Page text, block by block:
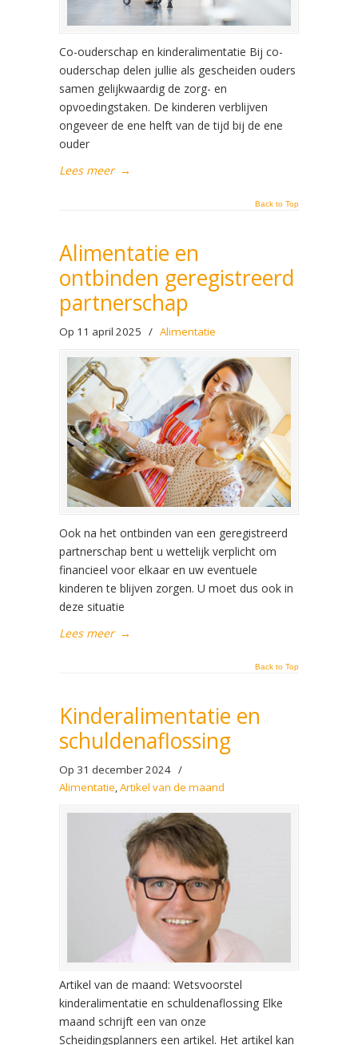
Co-ouderschap en kinderalimentatie Bij co-
ouderschap delen jullie als gescheiden ouders
samen gelijkwaardig de zorg- en
opvoedingstaken. De kinderen verblijven
ongeveer de ene helft van de tijd bij de ene
ouder
Lees meer →
Back to Top
Alimentatie en
ontbinden geregistreerd
partnerschap
Op 11 april 2025 / Alimentatie
Ook na het ontbinden van een geregistreerd
partnerschap bent u wettelijk verplicht om
financieel voor elkaar en uw eventuele
kinderen te blijven zorgen. U moet dus ook in
deze situatie
Lees meer →
Back to Top
Kinderalimentatie en
schuldenaflossing
Op 31 december 2024 /
Alimentatie,Artikel van de maand
Artikel van de maand: Wetsvoorstel
kinderalimentatie en schuldenaflossing Elke
maand schrijft een van onze
Scheidingsplanners een artikel. Het artikel kan